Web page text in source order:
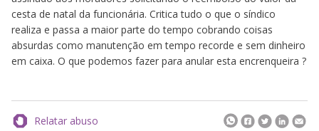
cesta de natal da funcionária. Critica tudo o que o síndico
realiza e passa a maior parte do tempo cobrando coisas
absurdas como manutenção em tempo recorde e sem dinheiro
em caixa. O que podemos fazer para anular esta encrenqueira ?
Relatar abuso